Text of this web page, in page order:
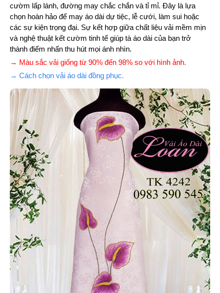
cườm lấp lánh, đường may chắc chắn và tỉ mỉ. Đây là lựa
chọn hoàn hảo để may áo dài dự tiệc, lễ cưới, làm sui hoặc
các sự kiện trọng đại. Sự kết hợp giữa chất liệu vải mềm mịn
và nghệ thuật kết cườm tinh tế giúp tà áo dài của bạn trở
thành điểm nhấn thu hút mọi ánh nhìn.
→ Màu sắc vải giống từ 90% đến 98% so với hình ảnh.
→ Cách chọn vải áo dài đồng phục.